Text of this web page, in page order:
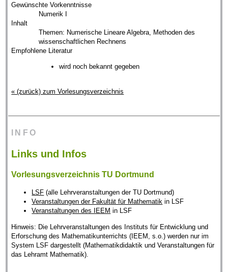
Gewünschte Vorkenntnisse
Numerik I
Inhalt
Themen: Numerische Lineare Algebra, Methoden des
wissenschaftlichen Rechnens
Empfohlene Literatur
wird noch bekannt gegeben
« (zurück) zum Vorlesungsverzeichnis
INFO
Links und Infos
Vorlesungsverzeichnis TU Dortmund
LSF (alle Lehrveranstaltungen der TU Dortmund)
Veranstaltungen der Fakultät für Mathematik in LSF
Veranstaltungen des IEEM in LSF
Hinweis: Die Lehrveranstaltungen des Instituts für Entwicklung und
Erforschung des Mathematikunterrichts (IEEM, s.o.) werden nur im
System LSF dargestellt (Mathematikdidaktik und Veranstaltungen für
das Lehramt Mathematik).